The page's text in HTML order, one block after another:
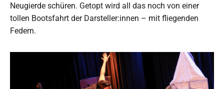
Neugierde schüren. Getopt wird all das noch von einer
tollen Bootsfahrt der Darsteller:innen – mit fliegenden
Federn.